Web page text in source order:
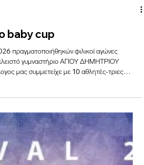
baby cup
πραγματοποιήθηκών φιλικοί αγώνες